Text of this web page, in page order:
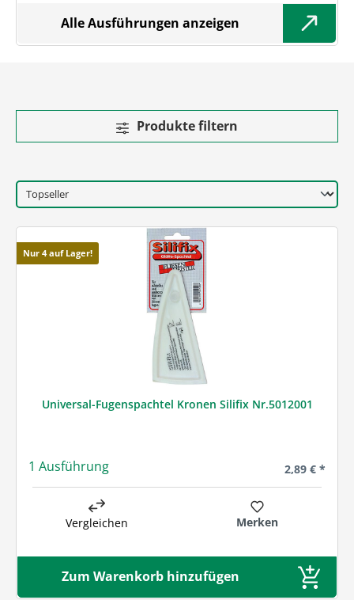
Alle Ausführungen anzeigen
Produkte filtern
Nur 4 auf Lager!
Universal-Fugenspachtel Kronen Silifix Nr.5012001
1 Ausführung Regulärer
2,89 € *
Vergleichen Merken
Zum Warenkorb hinzufügen